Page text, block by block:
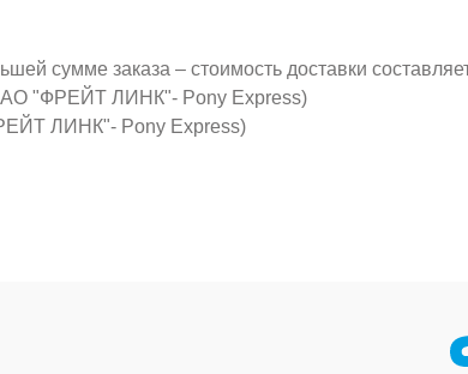
сумме заказа – стоимость доставки
АО "ФРЕЙТ ЛИНК"- Pony Express)
ЛИНК"- Pony Express)